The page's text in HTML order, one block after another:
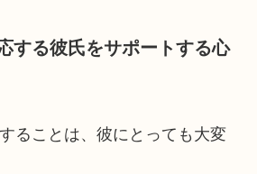
する彼氏をサポートする心
ることは、彼にとっても大変